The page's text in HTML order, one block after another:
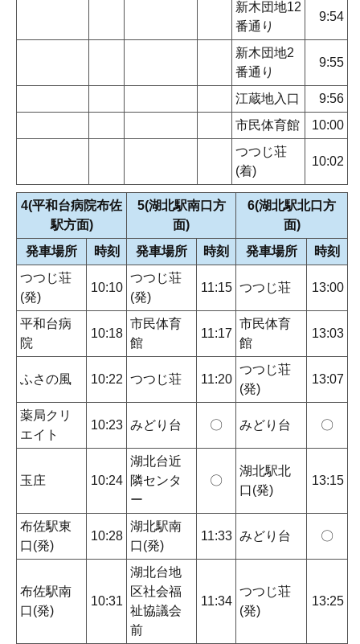
新木団地12
番通り
9:54
新木団地2
番通り
9:55
江蔵地入口
9:56
市民体育館
10:00
つつじ荘
(着)
10:02
4(平和台病院布佐
駅方面)
5(湖北駅南口方
面)
6(湖北駅北口方
面)
発車場所
時刻 発車場所 時刻 発車場所
時刻
つつじ荘
(発)
10:10
つつじ荘
(発)
11:15 つつじ荘 13:00
平和台病
院
10:18
市民体育
館
11:17
市民体育
館
13:03
ふさの風 10:22 つつじ荘 11:20
つつじ荘
(発)
13:07
薬局クリ
エイト
10:23 みどり台 〇 みどり台 〇
玉庄 10:24
湖北台近
隣センタ
ー
〇
湖北駅北
口(発)
13:15
布佐駅東
口(発)
10:28
湖北駅南
口(発)
11:33 みどり台 〇
布佐駅南
口(発)
10:31
湖北台地
区社会福
祉協議会
前
11:34
つつじ荘
(発)
13:25